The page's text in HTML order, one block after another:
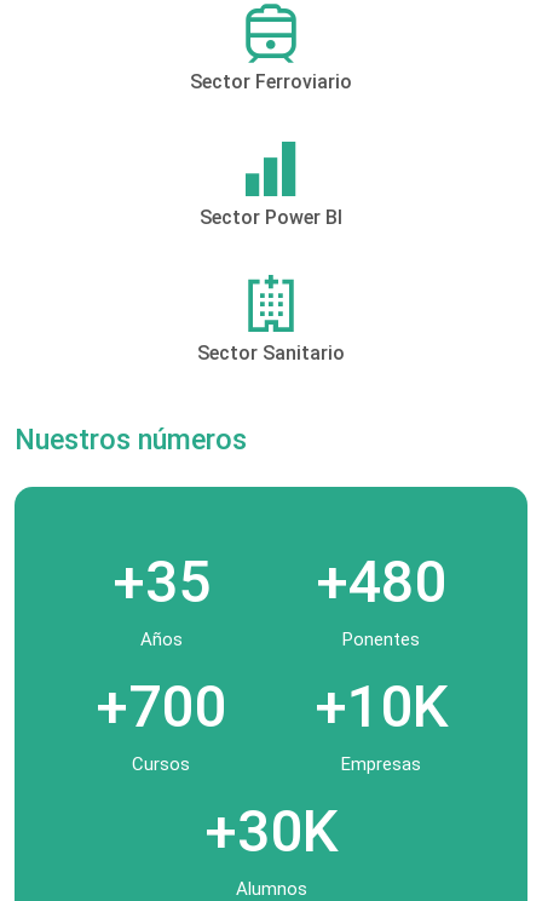
Sector Ferroviario
Sector Power BI
Sector Sanitario
Nuestros números
+35
Años
+480
Ponentes
+700
Cursos
+10K
Empresas
+30K
Alumnos